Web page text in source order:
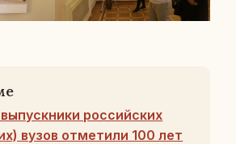
российских
вузов отметили 100 лет